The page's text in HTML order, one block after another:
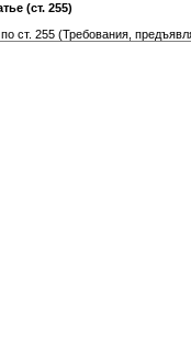
(ст. 255)
ст. 255 (Требования,